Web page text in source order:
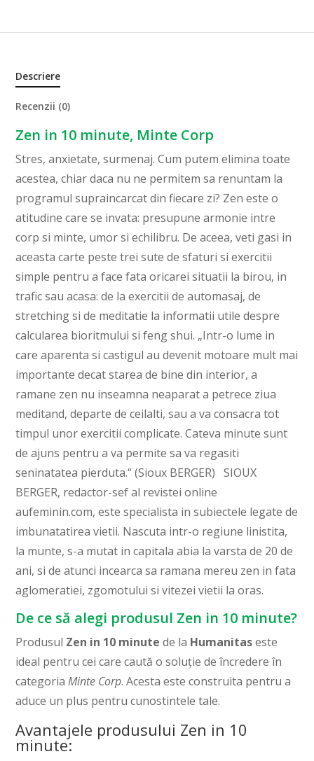
Descriere
Recenzii (0)
Zen in 10 minute, Minte Corp
Stres, anxietate, surmenaj. Cum putem elimina toate
acestea, chiar daca nu ne permitem sa renuntam la
programul supraincarcat din fiecare zi? Zen este o
atitudine care se invata: presupune armonie intre
corp si minte, umor si echilibru. De aceea, veti gasi in
aceasta carte peste trei sute de sfaturi si exercitii
simple pentru a face fata oricarei situatii la birou, in
trafic sau acasa: de la exercitii de automasaj, de
stretching si de meditatie la informatii utile despre
calcularea bioritmului si feng shui. „Intr-o lume in
care aparenta si castigul au devenit motoare mult mai
importante decat starea de bine din interior, a
ramane zen nu inseamna neaparat a petrece ziua
meditand, departe de ceilalti, sau a va consacra tot
timpul unor exercitii complicate. Cateva minute sunt
de ajuns pentru a va permite sa va regasiti
seninatatea pierduta.“ (Sioux BERGER) SIOUX
BERGER, redactor-sef al revistei online
aufeminin.com, este specialista in subiectele legate de
imbunatatirea vietii. Nascuta intr-o regiune linistita,
la munte, s-a mutat in capitala abia la varsta de 20 de
ani, si de atunci incearca sa ramana mereu zen in fata
aglomeratiei, zgomotului si vitezei vietii la oras.
De ce să alegi produsul Zen in 10 minute?
Produsul Zen in 10 minute de la Humanitaseste
ideal pentru cei care caută o soluție de încredere în
categoriaMinte Corp. Acesta este construita pentru a
aduce un plus pentru cunostintele tale.
Avantajele produsului Zen in 10
minute: